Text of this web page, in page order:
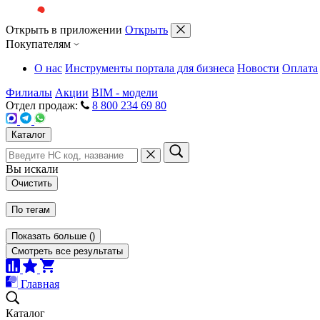
Открыть в приложении Открыть
Покупателям
О нас Инструменты портала для бизнеса Новости Оплата
Филиалы Акции BIM - модели
Отдел продаж:
8 800 234 69 80
Каталог
Вы искали
Очистить
По тегам
Показать больше ()
Смотреть все результаты
Главная
Каталог